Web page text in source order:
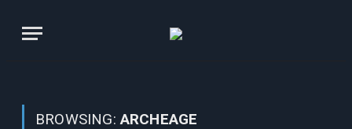
BROWSING:ARCHEAGE